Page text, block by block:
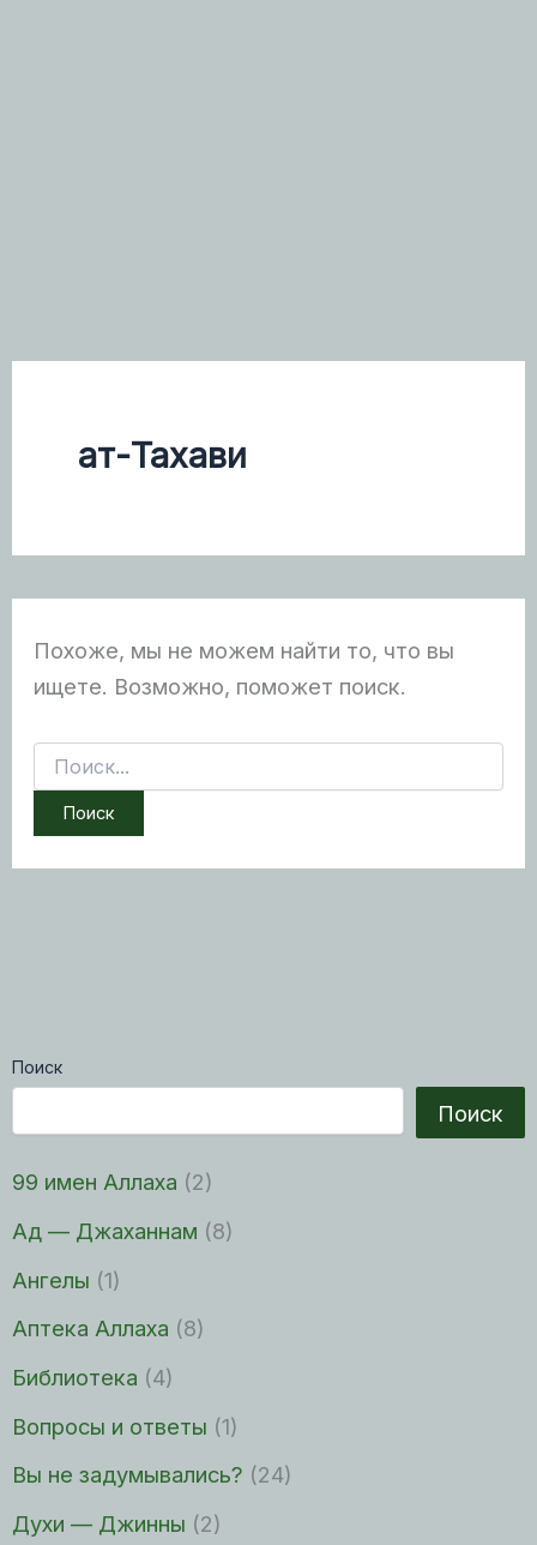
Поиск
Поиск
99 имен Аллаха (2)
Ад — Джаханнам (8)
Ангелы (1)
Аптека Аллаха (8)
Библиотека (4)
Вопросы и ответы (1)
Вы не задумывались? (24)
Духи — Джинны (2)
ат-Тахави
Похоже, мы не можем найти то, что вы
ищете. Возможно, поможет поиск.
Поиск: